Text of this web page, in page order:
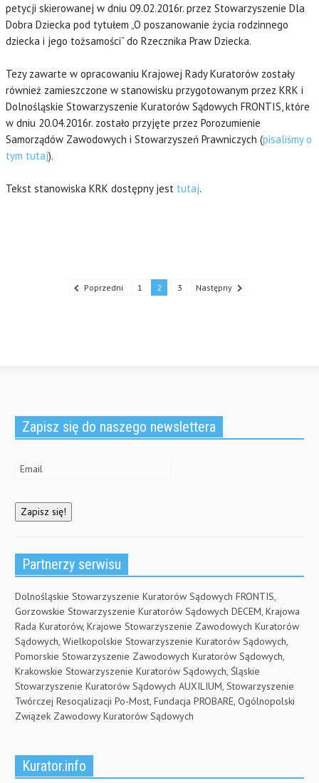
petycji skierowanej w dniu 09.02.2016r. przez Stowarzyszenie Dla
Dobra Dziecka pod tytułem „O poszanowanie życia rodzinnego
dziecka i jego tożsamości” do Rzecznika Praw Dziecka.
Tezy zawarte w opracowaniu Krajowej Rady Kuratorów zostały
również zamieszczone w stanowisku przygotowanym przez KRK i
Dolnośląskie Stowarzyszenie Kuratorów Sądowych FRONTIS, które
w dniu 20.04.2016r. zostało przyjęte przez Porozumienie
Samorządów Zawodowych i Stowarzyszeń Prawniczych (pisaliśmy o
tym tutaj).
Tekst stanowiska KRK dostępny jest tutaj.
Poprzedni 1 2 3 Następny
Zapisz się do naszego newslettera
Partnerzy serwisu
Dolnośląskie Stowarzyszenie Kuratorów Sądowych FRONTIS,
Gorzowskie Stowarzyszenie Kuratorów Sądowych DECEM, Krajowa
Rada Kuratorów, Krajowe Stowarzyszenie Zawodowych Kuratorów
Sądowych, Wielkopolskie Stowarzyszenie Kuratorów Sądowych,
Pomorskie Stowarzyszenie Zawodowych Kuratorów Sądowych,
Krakowskie Stowarzyszenie Kuratorów Sądowych, Śląskie
Stowarzyszenie Kuratorów Sądowych AUXILIUM, Stowarzyszenie
Twórczej Resocjalizacji Po-Most, Fundacja PROBARE, Ogólnopolski
Związek Zawodowy Kuratorów Sądowych
Kurator.info